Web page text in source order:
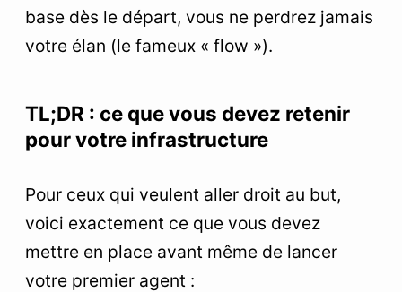
base dès le départ, vous ne perdrez jamais
votre élan (le fameux « flow »).
TL;DR : ce que vous devez retenir
pour votre infrastructure
Pour ceux qui veulent aller droit au but,
voici exactement ce que vous devez
mettre en place avant même de lancer
votre premier agent :